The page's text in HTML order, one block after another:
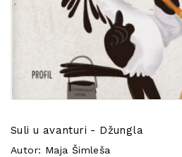
POSEBNA
Suli u avanturi - Džungla
Autor: Maja Šimleša